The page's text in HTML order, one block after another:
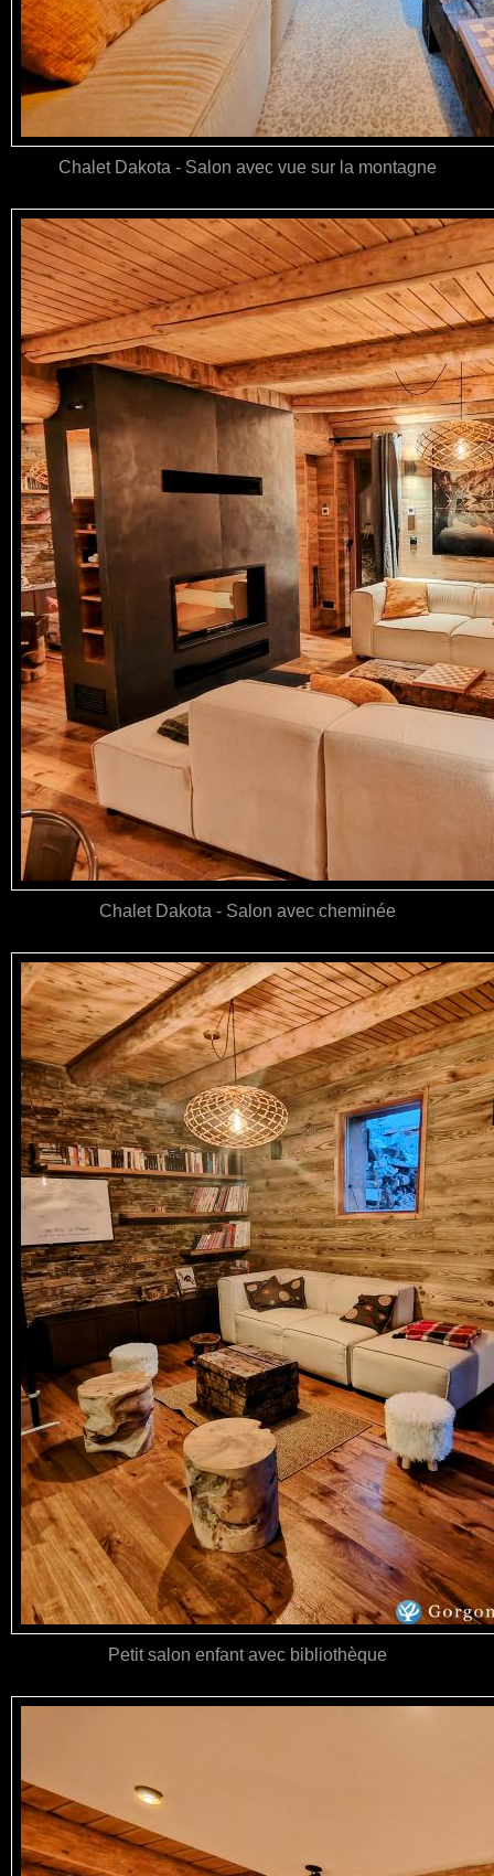
Chalet Dakota - Salon avec vue sur la montagne
Chalet Dakota - Salon avec cheminée
Petit salon enfant avec bibliothèque